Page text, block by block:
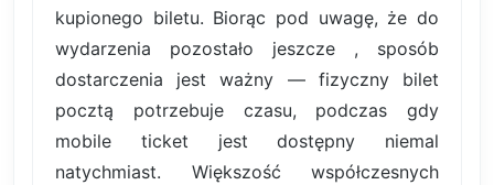
kupionego biletu. Biorąc pod uwagę, że do
wydarzenia pozostało jeszcze , sposób
dostarczenia jest ważny — fizyczny bilet
pocztą potrzebuje czasu, podczas gdy
mobile ticket jest dostępny niemal
natychmiast. Większość współczesnych